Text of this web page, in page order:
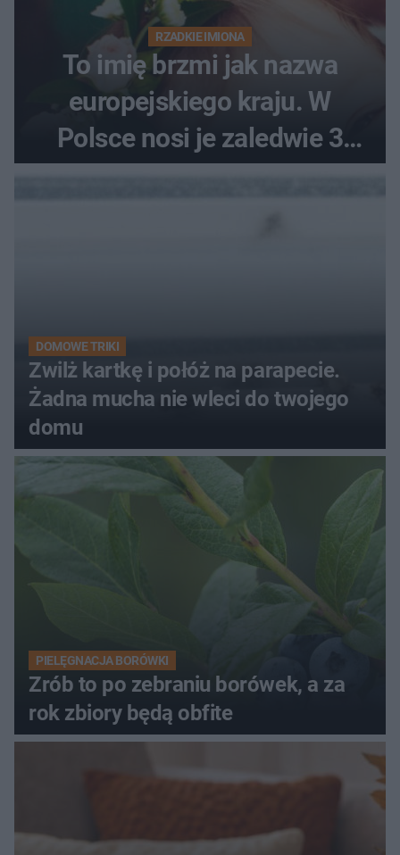
RZADKIE IMIONA
To imię brzmi jak nazwa
europejskiego kraju. W
Polsce nosi je zaledwie 3
DOMOWE TRIKI
Zwilż kartkę i połóż na parapecie.
Żadna mucha nie wleci do twojego
domu
PIELĘGNACJA BORÓWKI
Zrób to po zebraniu borówek, a za
rok zbiory będą obfite